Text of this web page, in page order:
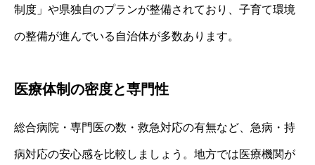
制度」や県独自のプランが整備されており、子育て環境
の整備が進んでいる自治体が多数あります。
医療体制の密度と専門性
総合病院・専門医の数・救急対応の有無など、急病・持
病対応の安心感を比較しましょう。地方では医療機関が